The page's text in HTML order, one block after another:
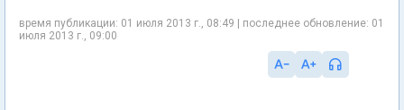
время публикации: 01 июля 2013 г., 08:49 | последнее обновление: 01
июля 2013 г., 09:00